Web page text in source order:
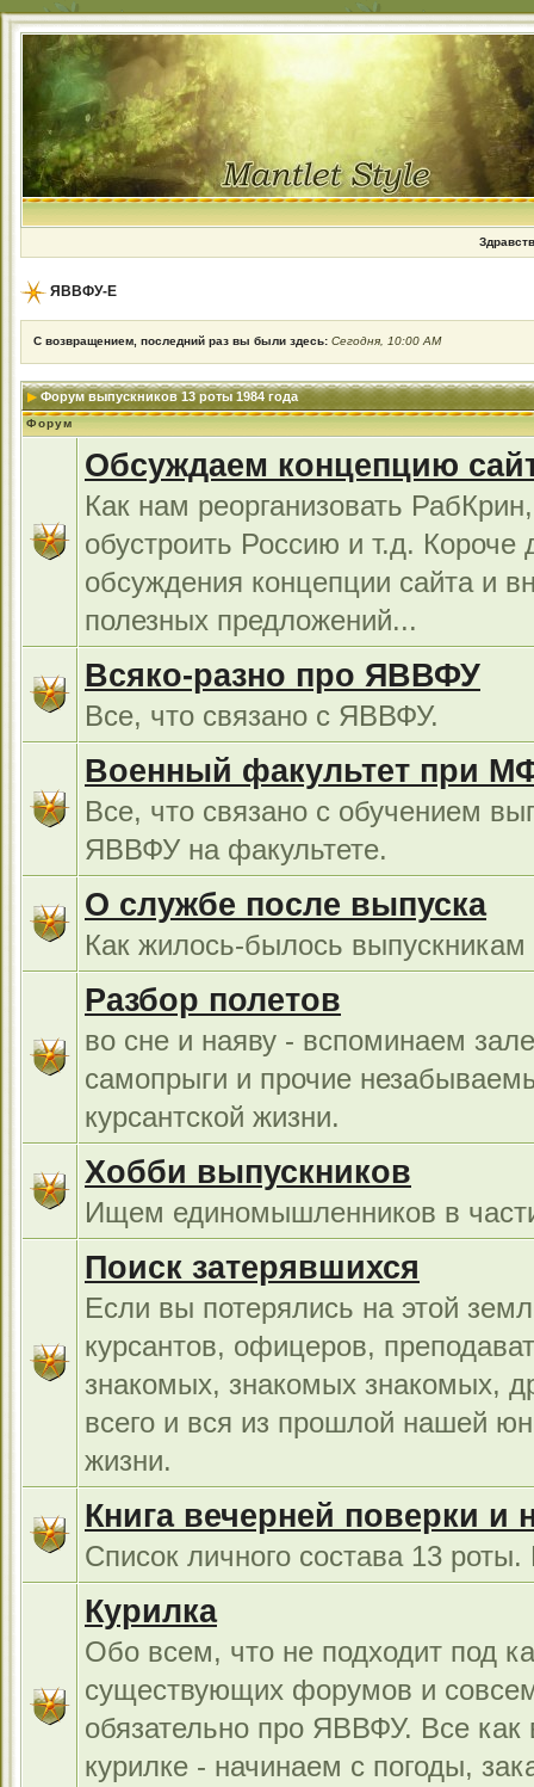
ЯВВФУ-Е
С возвращением, последний раз вы были здесь: Сегодня, 10:00 AM
Форум выпускников 13 роты 1984 года
Форум
Обсуждаем концепцию
Как нам реорганизовать
обустроить Россию и т.д. Короче
обсуждения концепции сайта и
полезных предложений...
Всяко-разно про ЯВВФУ
Все, что связано с ЯВВФУ.
Военный факультет при
Все, что связано с обучением
ЯВВФУ на факультете.
О службе после выпуска
Как жилось-былось выпускникам
Разбор полетов
во сне и наяву - вспоминаем
самопрыги и прочие
курсантской жизни.
Хобби выпускников
Ищем единомышленников в
Поиск затерявшихся
Если вы потерялись на этой
курсантов, офицеров,
знакомых, знакомых знакомых,
всего и вся из прошлой нашей
жизни.
Книга вечерней поверки и
Список личного состава 13
Курилка
Обо всем, что не подходит под
существующих форумов и
обязательно про ЯВВФУ. Все как
курилке - начинаем с погоды,